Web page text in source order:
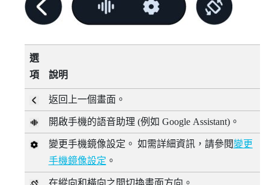
選
項
說明
返回上一個畫面。
開啟手機的語音助理 (例如 Google Assistant)。
變更手機鏡像設定。 如需詳細資訊，請參閱變更
手機鏡像設定 。
在縱向和橫向之間切換畫面方向。